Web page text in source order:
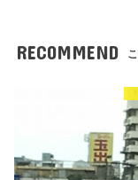
RECOMMEND